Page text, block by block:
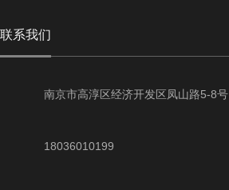
联系我们
南京市高淳区经济开发区凤山路5-8号
18036010199